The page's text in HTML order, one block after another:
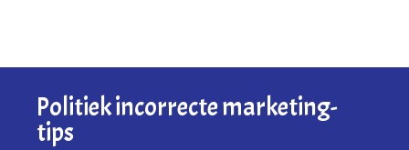
Politiek incorrecte marketing-
tips